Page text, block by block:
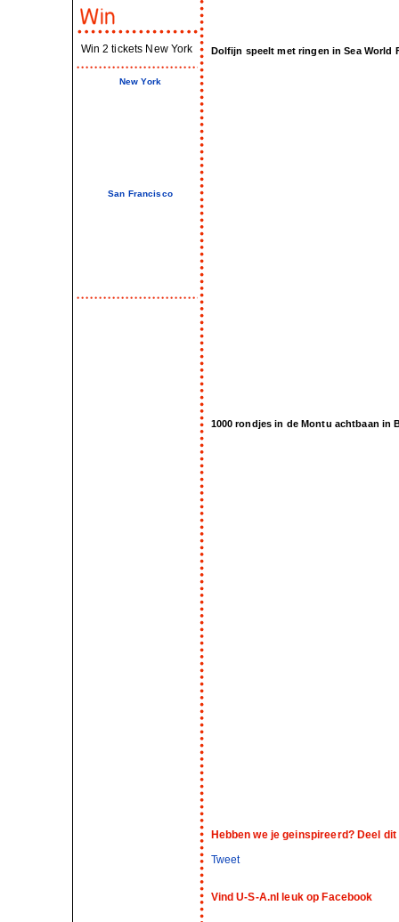
Win 2 tickets New York
New York
San Francisco
Dolfijn speelt met ringen in Sea World
1000 rondjes in de Montu achtbaan in
Hebben we je geinspireerd? Deel
Tweet
Vind U-S-A.nl leuk op Facebook